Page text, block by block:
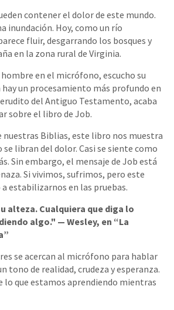
contener el dolor de este mundo.
inundación. Hoy, como un río
fluir, desgarrando los bosques y
en la zona rural de Virginia.
en el micrófono, escucho su
un procesamiento más profundo en
erudito del Antiguo Testamento, acaba
sobre el libro de Job.
nuestras Biblias, este libro nos muestra
libran del dolor. Casi se siente como
Sin embargo, el mensaje de Job está
Si vivimos, sufrimos, pero este
estabilizarnos en las pruebas.
alteza. Cualquiera que diga lo
algo." — Wesley, en “La
se acercan al micrófono para hablar
tono de realidad, crudeza y esperanza.
lo que estamos aprendiendo mientras